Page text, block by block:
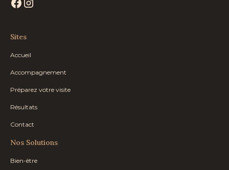
Sites
Accueil
Accompagnement
Préparez votre visite
Résultats
Contact
Nos Solutions
Bien-être